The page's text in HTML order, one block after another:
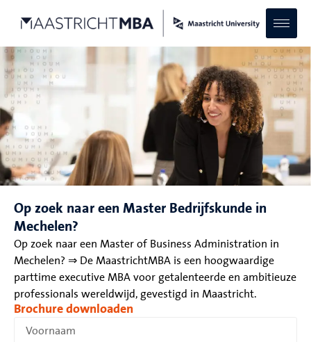
Op zoek naar een Master Bedrijfskunde in
Mechelen?
Op zoek naar een Master of Business Administration in
Mechelen? ⇒ De MaastrichtMBA is een hoogwaardige
parttime executive MBA voor getalenteerde en ambitieuze
professionals wereldwijd, gevestigd in Maastricht.
Brochure downloaden